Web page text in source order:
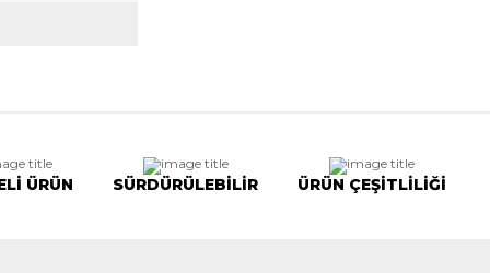
ÜRÜN SÜRDÜRÜLEBİLİR ÜRÜN ÇEŞİTLİLİĞİ